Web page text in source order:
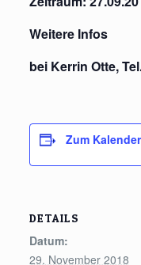
Weitere Infos
bei Kerrin Otte,
Zum
DETAILS
Datum:
29. November 2018